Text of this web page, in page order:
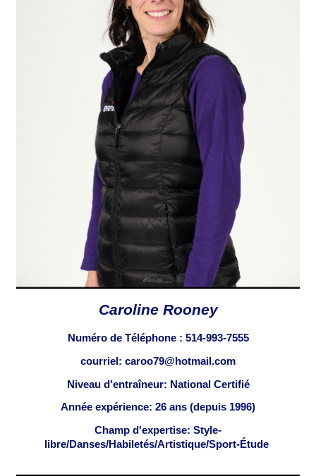
Caroline Rooney
Numéro de Téléphone : 514-993-7555
courriel: caroo79@hotmail.com
Niveau d'entraîneur: National Certifié
Année expérience: 26 ans (depuis 1996)
Champ d'expertise: Style-
libre/Danses/Habiletés/Artistique/Sport-Étude